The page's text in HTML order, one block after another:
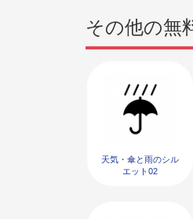
その他の無
天気・傘と雨のシル
エット02